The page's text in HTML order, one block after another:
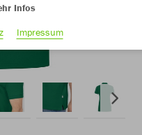
Infos
Impressum